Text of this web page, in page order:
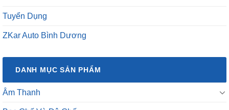
Tuyển Dụng
ZKar Auto Bình Dương
DANH MỤC SẢN PHẨM
Âm Thanh